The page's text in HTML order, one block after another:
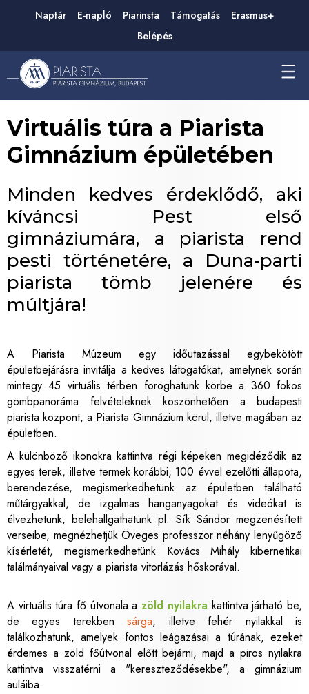
Naptár E-napló Piarinsta Támogatás
Erasmus+
Belépés
Virtuális túra a Piarista
Gimnázium épületében
Minden kedves érdeklődő, aki
kíváncsi Pest első
gimnáziumára, a piarista rend
pesti történetére, a Duna-parti
piarista tömb jelenére és
múltjára!
A Piarista Múzeum egy időutazással egybekötött
épületbejárásra invitálja a kedves látogatókat, amelynek során
mintegy 45 virtuális térben foroghatunk körbe a 360 fokos
gömbpanoráma felvételeknek köszönhetően a budapesti
piarista központ, a Piarista Gimnázium körül, illetve magában az
épületben.
A különböző ikonokra kattintva régi képeken megidéződik az
egyes terek, illetve termek korábbi, 100 évvel ezelőtti állapota,
berendezése, megismerkedhetünk az épületben található
műtárgyakkal, de izgalmas hanganyagokat és videókat is
élvezhetünk, belehallgathatunk pl. Sík Sándor megzenésített
verseibe, megnézhetjük Öveges professzor néhány lenyűgöző
kísérletét, megismerkedhetünk Kovács Mihály kibernetikai
találmányaival vagy a piarista vitorlázás hőskorával.
A virtuális túra fő útvonala azöld nyilakra kattintva járható be,
de egyes terekbensárga, illetve fehér nyilakkal is
találkozhatunk, amelyek fontos leágazásai a túrának, ezeket
érdemes a zöld főútvonal előtt bejárni, majd a piros nyilakra
kattintva visszatérni a "kereszteződésekbe", a gimnázium
auláiba.